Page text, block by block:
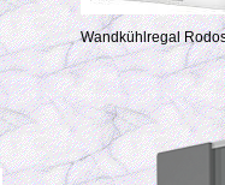
Wandkühlregal